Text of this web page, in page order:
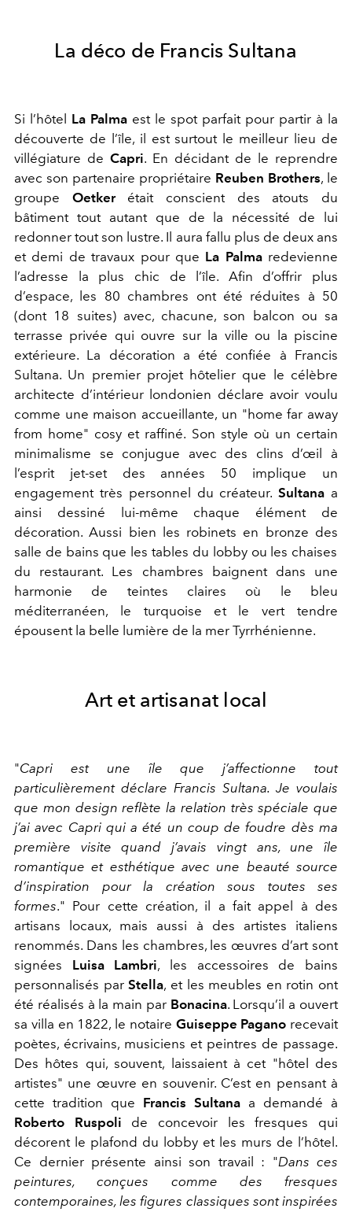
La déco de Francis Sultana
Si l’hôtel La Palma est le spot parfait pour partir à la
découverte de l’île, il est surtout le meilleur lieu de
villégiature de Capri. En décidant de le reprendre
avec son partenaire propriétaire Reuben Brothers, le
groupe Oetkerétait conscient des atouts du
bâtiment tout autant que de la nécessité de lui
redonner toutson lustre. Il aura fallu plus de deux ans
et demi de travaux pour que La Palmaredevienne
l’adresse la plus chic de l’île. Afin d’offrir plus
d’espace, les 80 chambres ont été réduites à 50
(dont 18 suites) avec, chacune, son balcon ou sa
terrasse privée qui ouvre sur la ville ou la piscine
extérieure. La décoration a été confiée à Francis
Sultana. Un premier projet hôtelier que le célèbre
architecte d’intérieur londonien déclare avoir voulu
comme une maison accueillante, un "home far away
from home" cosy et raffiné. Son style où un certain
minimalisme se conjugue avec des clins d’œil à
l’esprit jet-set des années 50 implique un
engagement très personnel du créateur.Sultana a
ainsi dessiné lui-même chaque élément de
décoration. Aussi bien les robinets en bronze des
salle de bains que les tables du lobby ou les chaises
du restaurant. Les chambres baignent dans une
harmonie de teintes claires où le bleu
méditerranéen, le turquoise et le vert tendre
épousent la belle lumière de la mer Tyrrhénienne.
Art et artisanat local
"Capri est une île que j’affectionne tout
particulièrementdéclare Francis Sultana. Je voulais
que mon design reflète la relation très spéciale que
j’ai avec Capri qui a été un coup de foudre dès ma
première visite quand j’avais vingt ans, une île
romantique et esthétique avec une beauté source
d’inspiration pour la création sous toutes ses
formes." Pour cette création, il a fait appel à des
artisans locaux, mais aussi à des artistes italiens
renommés. Dans les chambres, les œuvres d’art sont
signées Luisa Lambri, les accessoires de bains
personnalisés parStella, et les meubles en rotin ont
été réalisés à la main par Bonacina. Lorsqu’il a ouvert
sa villa en 1822, le notaire Guiseppe Pagano recevait
poètes, écrivains, musiciens et peintres de passage.
Des hôtes qui, souvent, laissaient à cet "hôtel des
artistes" une œuvre en souvenir. C’est en pensant à
cette tradition que Francis Sultana a demandé à
Roberto Ruspoli de concevoir les fresques qui
décorent le plafond du lobby et les murs de l’hôtel.
Ce dernier présente ainsi son travail : "Dans ces
peintures, conçues comme des fresques
contemporaines, les figures classiques sont inspirées